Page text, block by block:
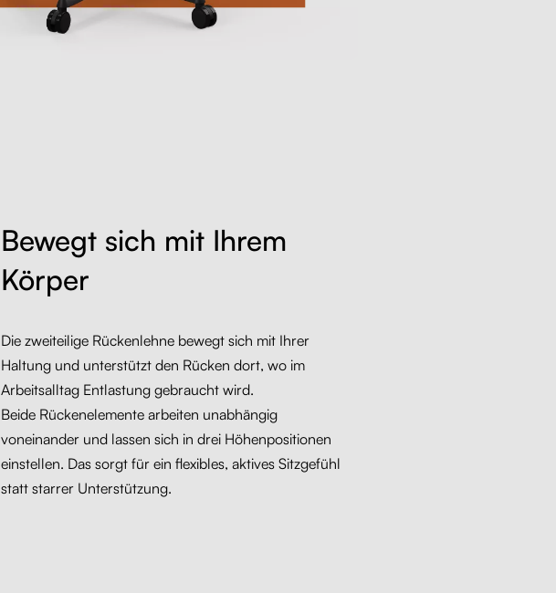
Bewegt sich mit Ihrem
Körper
Die zweiteilige Rückenlehne bewegt sich mit Ihrer
Haltung und unterstützt den Rücken dort, wo im
Arbeitsalltag Entlastung gebraucht wird.
Beide Rückenelemente arbeiten unabhängig
voneinander und lassen sich in drei Höhenpositionen
einstellen. Das sorgt für ein flexibles, aktives Sitzgefühl
statt starrer Unterstützung.